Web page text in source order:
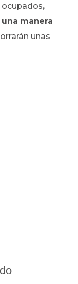
,
manera
unas